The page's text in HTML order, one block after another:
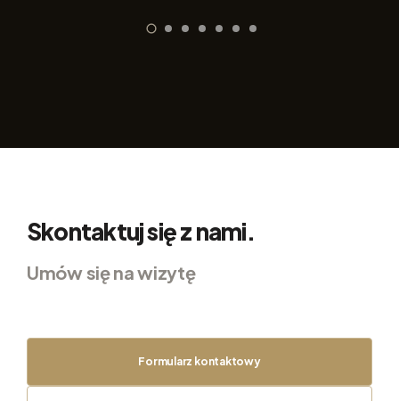
Skontaktuj się z nami.
Umów się na wizytę
Formularz kontaktowy